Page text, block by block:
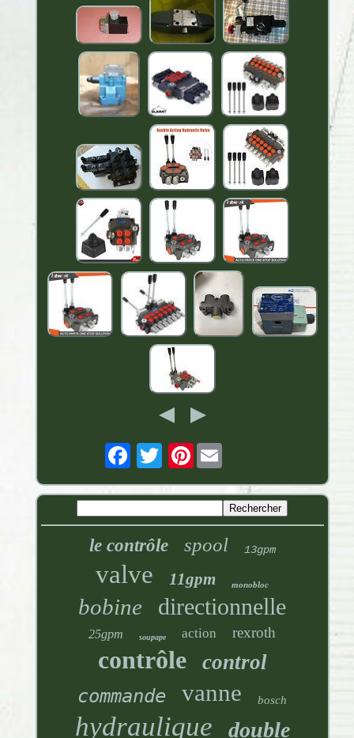
Pinterest
le contrôle spool 13gpm
valve 11gpm monobloc
bobine directionnelle
25gpm soupape action rexroth
contrôle control
commande vanne bosch
hydraulique double